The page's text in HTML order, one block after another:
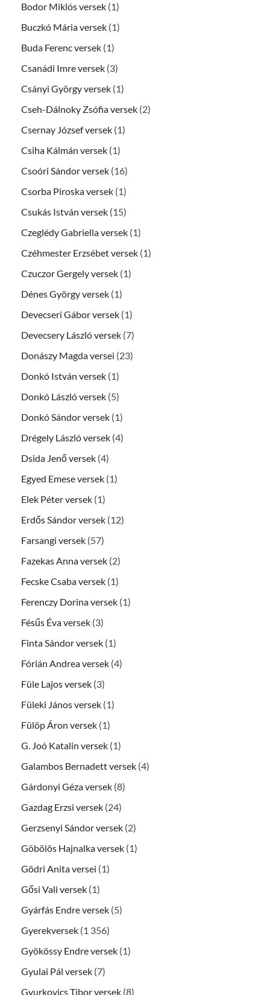
Bodor Miklós versek (1)
Buczkó Mária versek (1)
Buda Ferenc versek (1)
Csanádi Imre versek (3)
Csányi György versek (1)
Cseh-Dálnoky Zsófia versek (2)
Csernay József versek (1)
Csiha Kálmán versek (1)
Csoóri Sándor versek (16)
Csorba Piroska versek (1)
Csukás István versek (15)
Czeglédy Gabriella versek (1)
Czéhmester Erzsébet versek (1)
Czuczor Gergely versek (1)
Dénes György versek (1)
Devecseri Gábor versek (1)
Devecsery László versek (7)
Donászy Magda versei (23)
Donkó István versek (1)
Donkó László versek (5)
Donkó Sándor versek (1)
Drégely László versek (4)
Dsida Jenő versek (4)
Egyed Emese versek (1)
Elek Péter versek (1)
Erdős Sándor versek (12)
Farsangi versek (57)
Fazekas Anna versek (2)
Fecske Csaba versek (1)
Ferenczy Dorina versek (1)
Fésűs Éva versek (3)
Finta Sándor versek (1)
Fórián Andrea versek (4)
Füle Lajos versek (3)
Füleki János versek (1)
Fülöp Áron versek (1)
G. Joó Katalin versek (1)
Galambos Bernadett versek (4)
Gárdonyi Géza versek (8)
Gazdag Erzsi versek (24)
Gerzsenyi Sándor versek (2)
Göbölös Hajnalka versek (1)
Gödri Anita versei (1)
Gősi Vali versek (1)
Gyárfás Endre versek (5)
Gyerekversek (1 356)
Gyökössy Endre versek (1)
Gyulai Pál versek (7)
Gyurkovics Tibor versek (8)